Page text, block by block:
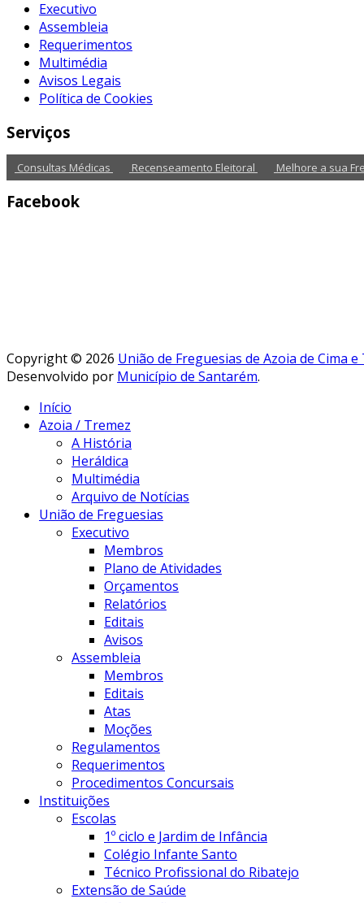
Executivo
Assembleia
Requerimentos
Multimédia
Avisos Legais
Política de Cookies
Serviços
Consultas Médicas Recenseamento Eleitoral Melhore a sua
Facebook
Copyright © 2026 União de Freguesias de Azoia de Cima
Desenvolvido por Município de Santarém.
Início
Azoia / Tremez
A História
Heráldica
Multimédia
Arquivo de Notícias
União de Freguesias
Executivo
Membros
Plano de Atividades
Orçamentos
Relatórios
Editais
Avisos
Assembleia
Membros
Editais
Atas
Moções
Regulamentos
Requerimentos
Procedimentos Concursais
Instituições
Escolas
1º ciclo e Jardim de Infância
Colégio Infante Santo
Técnico Profissional do Ribatejo
Extensão de Saúde